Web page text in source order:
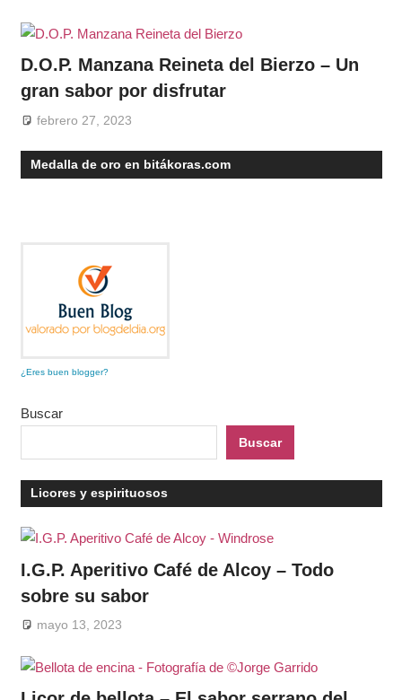
D.O.P. Manzana Reineta del Bierzo – Un
gran sabor por disfrutar
febrero 27, 2023
Medalla de oro en bitákoras.com
¿Eres buen blogger?
Buscar
Buscar
Licores y espirituosos
I.G.P. Aperitivo Café de Alcoy – Todo
sobre su sabor
mayo 13, 2023